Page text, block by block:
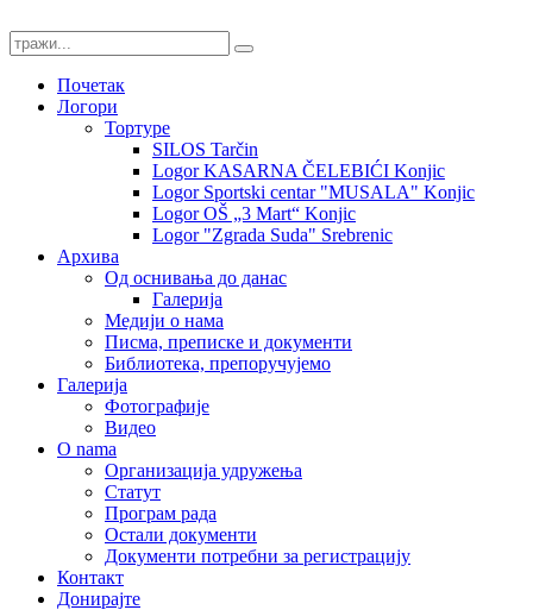
Почетак
Логори
Тортуре
SILOS Tarčin
Logor KASARNA ČELEBIĆI Konjic
Logor Sportski centar "MUSALA" Konjic
Logor OŠ „3 Mart“ Konjic
Logor "Zgrada Suda" Srebrenic
Архива
Од оснивања до данас
Галерија
Медији о нама
Писма, преписке и документи
Библиотека, препоручујемо
Галерија
Фотографије
Видео
O nama
Организација удружења
Статут
Програм рада
Остали документи
Документи потребни за регистрацију
Контакт
Донирајте